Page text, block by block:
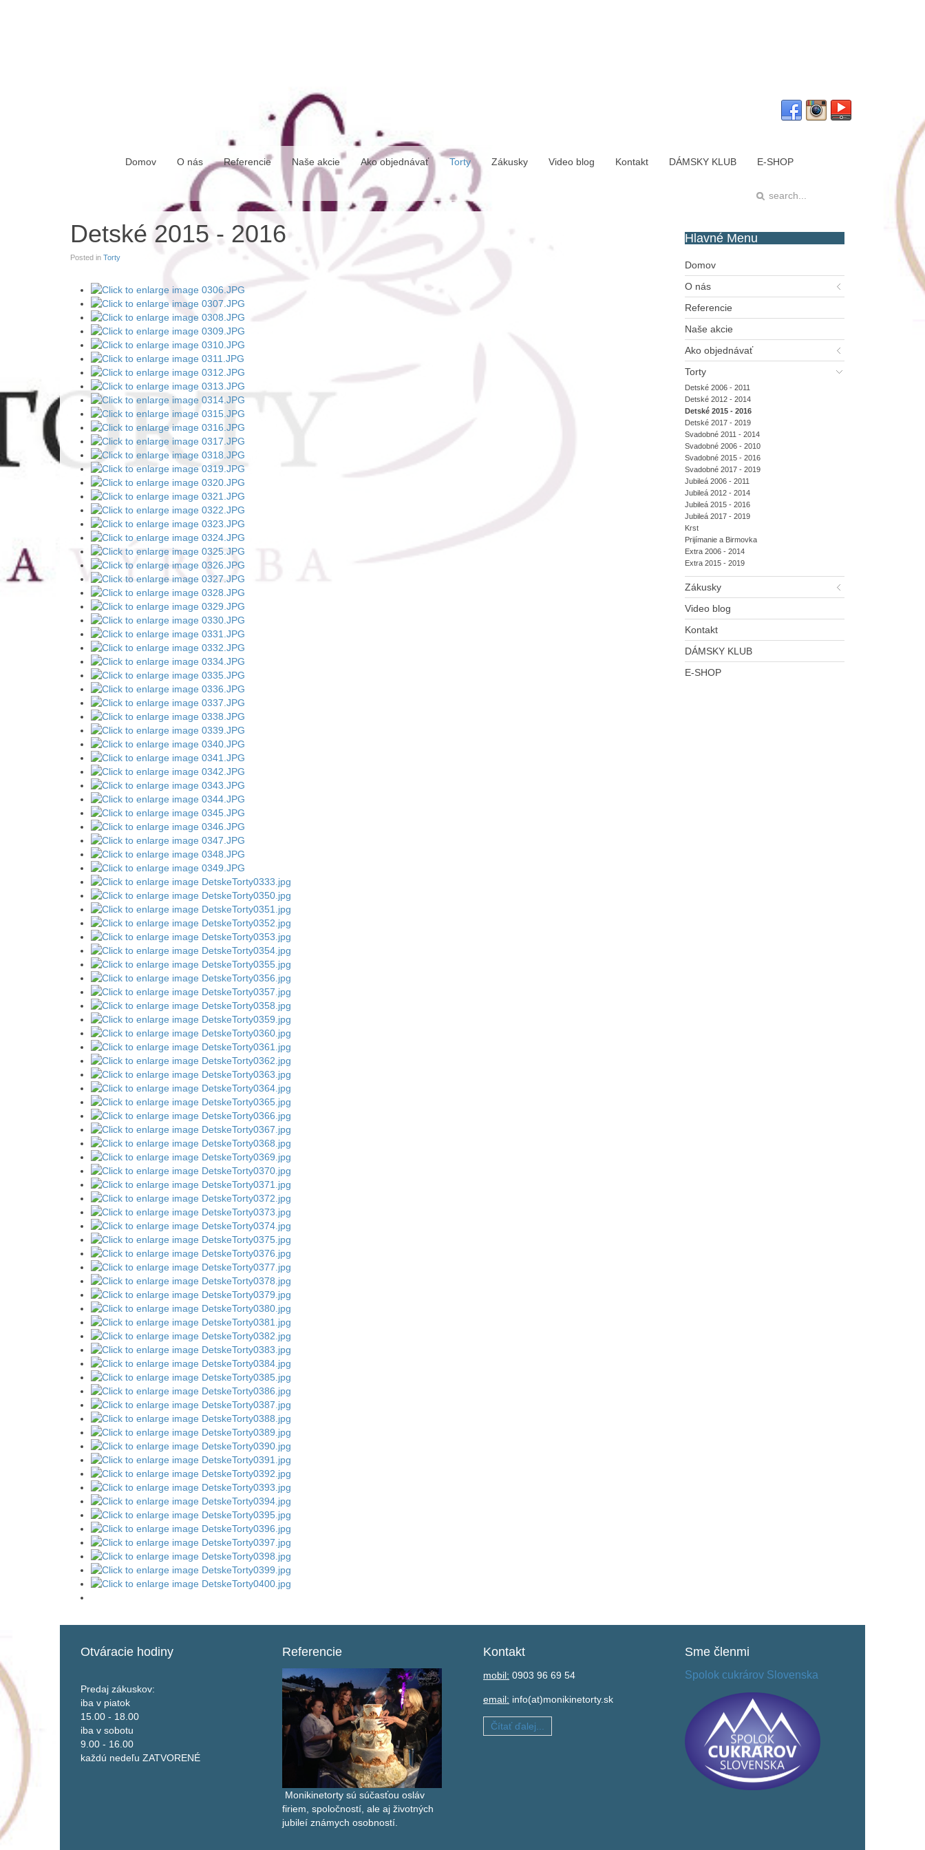
Domov O nás Referencie Naše akcie Ako objednávať Torty Zákusky Video blog Kontakt DÁMSKY KLUB E-SHOP
Detské 2015 - 2016
Posted in Torty
HlavnéMenu
Domov
O nás
Referencie
Naše akcie
Ako objednávať
Torty
Detské 2006 - 2011
Detské 2012 - 2014
Detské 2015 - 2016
Detské 2017 - 2019
Svadobné 2011 - 2014
Svadobné 2006 - 2010
Svadobné 2015 - 2016
Svadobné 2017 - 2019
Jubileá 2006 - 2011
Jubileá 2012 - 2014
Jubileá 2015 - 2016
Jubileá 2017 - 2019
Krst
Prijímanie a Birmovka
Extra 2006 - 2014
Extra 2015 - 2019
Zákusky
Video blog
Kontakt
DÁMSKY KLUB
E-SHOP
Otváracie hodiny
Predaj zákuskov:
iba v piatok
15.00 - 18.00
iba v sobotu
9.00 - 16.00
každú nedeľu ZATVORENÉ
Referencie
Monikinetorty sú súčasťou osláv
firiem, spoločností, ale aj životných
jubileí známych osobností.
Kontakt
mobil: 0903 96 69 54
email: info(at)monikinetorty.sk
Čítať ďalej...
Smečlenmi
Spolok cukrárov Slovenska